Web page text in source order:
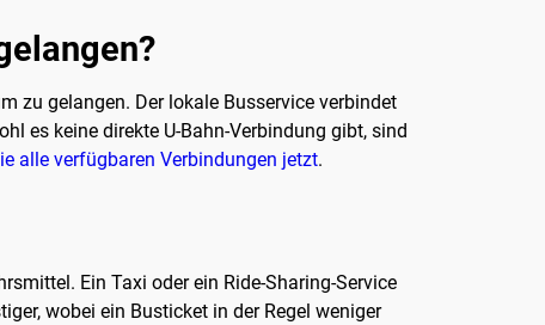
zu gelangen. Der lokale Busservice verbindet
es keine direkte U-Bahn-Verbindung gibt, sind
alle verfügbaren Verbindungen jetzt.
Ein Taxi oder ein Ride-Sharing-Service
wobei ein Busticket in der Regel weniger